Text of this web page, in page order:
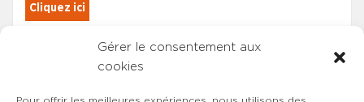
Gérer le consentement aux
cookies
Cliquez ici
Les adhérents du SYNCASS-CFDT
sont automatiquement inscrits.